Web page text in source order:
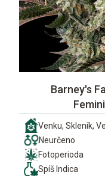
Barney's
Venku, Skleník,
Neurčeno
Fotoperioda
Spíš Indica